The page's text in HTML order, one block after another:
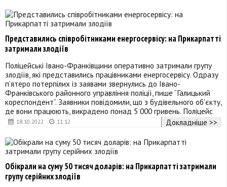
18.10.2022 11:12
Представились співробітниками енергосервісу: на Прикарпатті
затримали злодіїв
Поліцейські Івано-Франківщини оперативно затримали групу
злодіїв, які представились працівниками енергосервісу. Одразу
п’ятеро потерпілих із заявами звернулись до Івано-
Франківського районного управління поліції, пише “Галицький
кореспондент“. Заявники повідомили, що з будівельного об'єкту,
де вони працюють, викрадено понад 5 000 гривень. Поліцейс
Докладніше >>
Обікрали на суму 50 тисяч доларів: на Прикарпатті затримали
групу серійних злодіїв